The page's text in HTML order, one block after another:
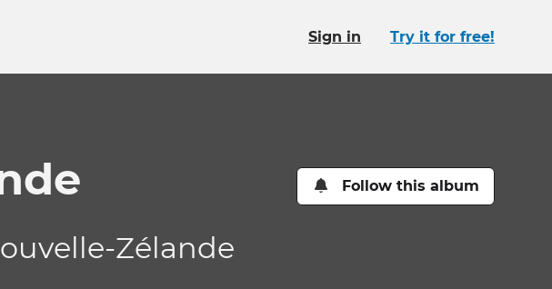
Sign in Try it for free!
Follow this album
Zélande